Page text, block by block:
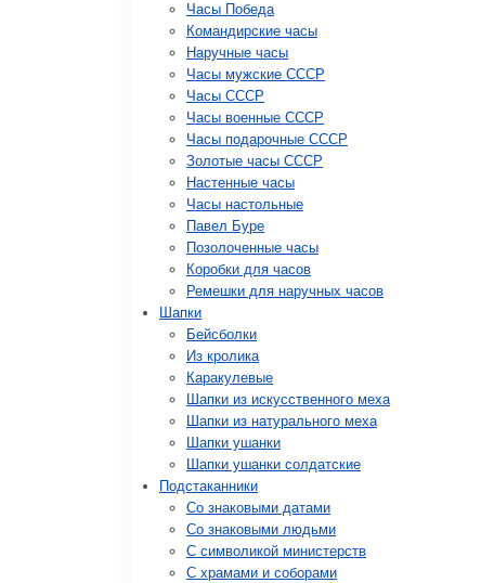
Часы Победа
Командирские часы
Наручные часы
Часы мужские СССР
Часы СССР
Часы военные СССР
Часы подарочные СССР
Золотые часы СССР
Настенные часы
Часы настольные
Павел Буре
Позолоченные часы
Коробки для часов
Ремешки для наручных часов
Шапки
Бейсболки
Из кролика
Каракулевые
Шапки из искусственного меха
Шапки из натурального меха
Шапки ушанки
Шапки ушанки солдатские
Подстаканники
Со знаковыми датами
Cо знаковыми людьми
C символикой министерств
C храмами и соборами